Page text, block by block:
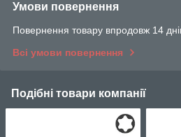
Умови повернення
Повернення товару впродовж 14
Всі умови повернення
Подібні товари компанії